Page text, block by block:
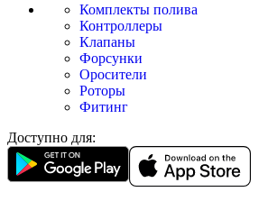
Комплекты полива
Контроллеры
Клапаны
Форсунки
Оросители
Роторы
Фитинг
Доступно для: